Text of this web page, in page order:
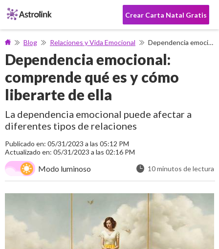
Crear Carta Natal Gratis
Blog Relaciones y Vida Emocional Dependencia emocional: comprende qué es y cómo liberarte de ella
Dependencia emocional:
comprende qué es y cómo
liberarte de ella
La dependencia emocional puede afectar a
diferentes tipos de relaciones
Publicado en: 05/31/2023 a las 05:12 PM
Actualizado en: 05/31/2023 a las 02:16 PM
Modo luminoso 10 minutos de lectura